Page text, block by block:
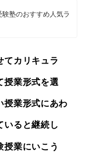
験塾のおすすめ人気ラ
カリキュラ
業形式を選
業形式にあわ
ると継続し
業にいこう